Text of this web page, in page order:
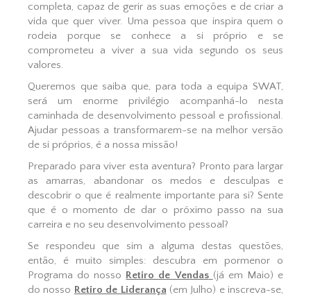
completa, capaz de gerir as suas emoções e de criar a
vida que quer viver. Uma pessoa que inspira quem o
rodeia porque se conhece a si próprio e se
comprometeu a viver a sua vida segundo os seus
valores.
Queremos que saiba que, para toda a equipa SWAT,
será um enorme privilégio acompanhá-lo nesta
caminhada de desenvolvimento pessoal e profissional.
Ajudar pessoas a transformarem-se na melhor versão
de si próprios, é a nossa missão!
Preparado para viver esta aventura? Pronto para largar
as amarras, abandonar os medos e desculpas e
descobrir o que é realmente importante para si? Sente
que é o momento de dar o próximo passo na sua
carreira e no seu desenvolvimento pessoal?
Se respondeu que sim a alguma destas questões,
então, é muito simples: descubra em pormenor o
Programa do nosso Retiro de Vendas (já em Maio) e
do nosso Retiro de Liderança (em Julho) e inscreva-se,